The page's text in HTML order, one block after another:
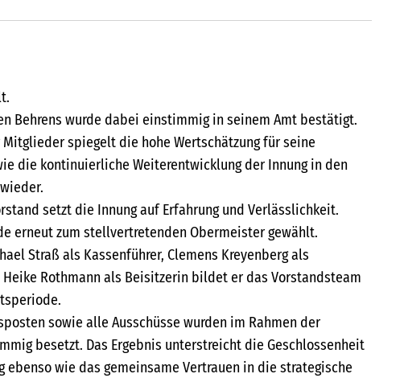
Behrens wurde dabei einstimmig in seinem Amt bestätigt.
Mitglieder spiegelt die hohe Wertschätzung für seine
die kontinuierliche Weiterentwicklung der Innung in den
setzt die Innung auf Erfahrung und Verlässlichkeit.
erneut zum stellvertretenden Obermeister gewählt.
Straß als Kassenführer, Clemens Kreyenberg als
Rothmann als Beisitzerin bildet er das Vorstandsteam
sowie alle Ausschüsse wurden im Rahmen der
besetzt. Das Ergebnis unterstreicht die Geschlossenheit
ebenso wie das gemeinsame Vertrauen in die strategische